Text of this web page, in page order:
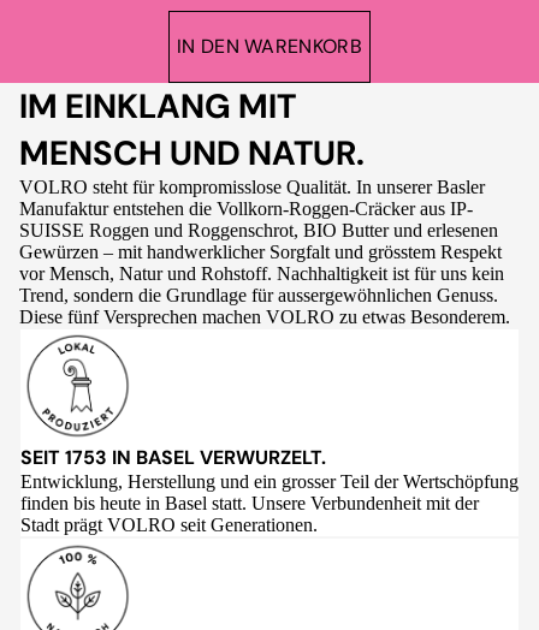
IN DEN WARENKORB
IM EINKLANG MIT
MENSCH UND NATUR.
VOLRO steht für kompromisslose Qualität. In unserer Basler
Manufaktur entstehen die Vollkorn-Roggen-Cräcker aus IP-
SUISSE Roggen und Roggenschrot, BIO Butter und erlesenen
Gewürzen – mit handwerklicher Sorgfalt und grösstem Respekt
vor Mensch, Natur und Rohstoff. Nachhaltigkeit ist für uns kein
Trend, sondern die Grundlage für aussergewöhnlichen Genuss.
Diese fünf Versprechen machen VOLRO zu etwas Besonderem.
SEIT 1753 IN BASEL VERWURZELT.
Entwicklung, Herstellung und ein grosser Teil der Wertschöpfung
finden bis heute in Basel statt. Unsere Verbundenheit mit der
Stadt prägt VOLRO seit Generationen.